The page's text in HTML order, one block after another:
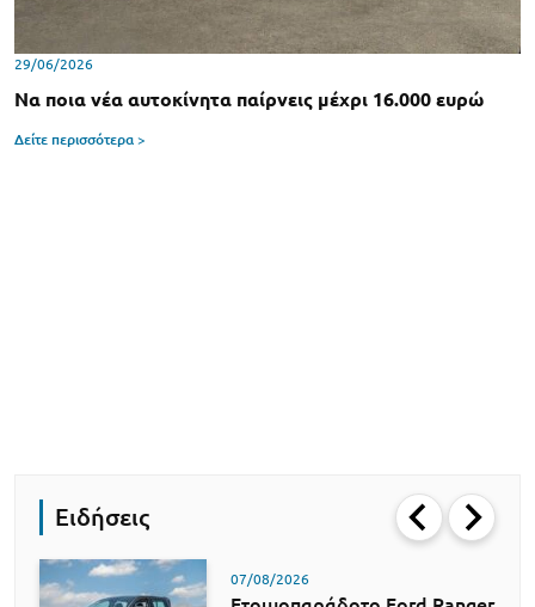
29/06/2026
Να ποια νέα αυτοκίνητα παίρνεις μέχρι 16.000 ευρώ
Δείτε περισσότερα >
Ειδήσεις
07/08/2026